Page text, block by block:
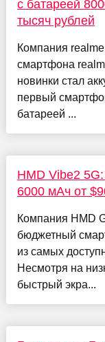
с батареей
тысяч рублей
Компания
смартфона
новинки стал
первый
батареей ...
HMD Vibe2
6000 мАч от
Компания HMD
бюджетный
из самых
Несмотря на
быстрый экра...